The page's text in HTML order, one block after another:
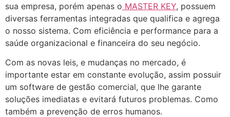
sua empresa, porém apenas o MASTER KEY, possuem
diversas ferramentas integradas que qualifica e agrega
o nosso sistema. Com eficiência e performance para a
saúde organizacional e financeira do seu negócio.
Com as novas leis, e mudanças no mercado, é
importante estar em constante evolução, assim possuir
um software de gestão comercial, que lhe garante
soluções imediatas e evitará futuros problemas. Como
também a prevenção de erros humanos.